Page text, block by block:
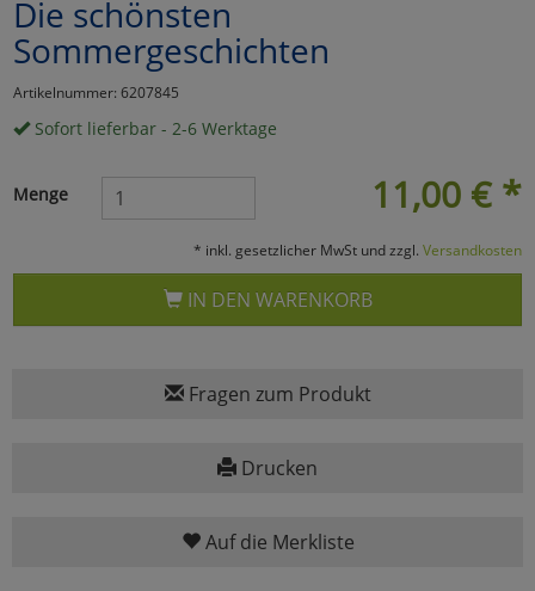
Die schönsten
Sommergeschichten
Artikelnummer: 6207845
Sofort lieferbar - 2-6 Werktage
11,00 € *
Menge
* inkl. gesetzlicher MwSt und zzgl. Versandkosten
IN DEN WARENKORB
Fragen zum Produkt
Drucken
Auf die Merkliste
Cookies
Einstellungen speichern
zurückzu Haupptseite